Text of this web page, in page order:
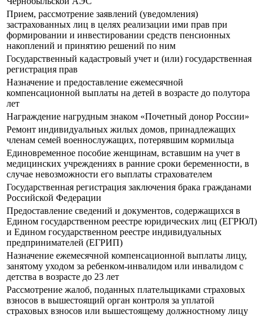
Прием, рассмотрение заявлений (уведомления)
застрахованных лиц в целях реализации ими прав при
формировании и инвестировании средств пенсионных
накоплений и принятию решений по ним
Государственный кадастровый учет и (или) государственная
регистрация прав
Назначение и предоставление ежемесячной
компенсационной выплаты на детей в возрасте до полутора
лет
Награждение нагрудным знаком «Почетный донор России»
Ремонт индивидуальных жилых домов, принадлежащих
членам семей военнослужащих, потерявшим кормильца
Единовременное пособие женщинам, вставшим на учет в
медицинских учреждениях в ранние сроки беременности, в
случае невозможности его выплаты страхователем
Государственная регистрация заключения брака гражданами
Российской Федерации
Предоставление сведений и документов, содержащихся в
Едином государственном реестре юридических лиц (ЕГРЮЛ)
и Едином государственном реестре индивидуальных
предпринимателей (ЕГРИП)
Назначение ежемесячной компенсационной выплаты лицу,
занятому уходом за ребенком-инвалидом или инвалидом с
детства в возрасте до 23 лет
Рассмотрение жалоб, поданных плательщиками страховых
взносов в вышестоящий орган контроля за уплатой
страховых взносов или вышестоящему должностному лицу